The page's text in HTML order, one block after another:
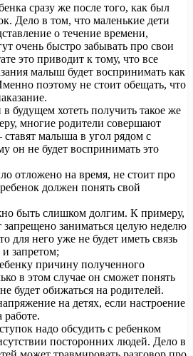
сразу же после того, как был
Дело в том, что маленькие дети
о течение времени,
очень быстро забывать про свои
это приводит к тому, что все
малыш будет воспринимать как
поэтому не стоит обещать, что
будущем хотеть получить такое же
многие родители совершают
малыша в угол рядом с
он не будет воспринимать это
отложено на время, не стоит про
должен понять свой
быть слишком долгим. К примеру,
заниматься целую неделю
для него уже не будет иметь связь
запретом;
причину полученного
в этом случае он сможет понять
будет обижаться на родителей.
на детях, если настроение
надо обсудить с ребенком
посторонних людей. Дело в